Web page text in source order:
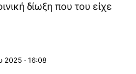
δίωξη που του είχε
2025 · 16:08